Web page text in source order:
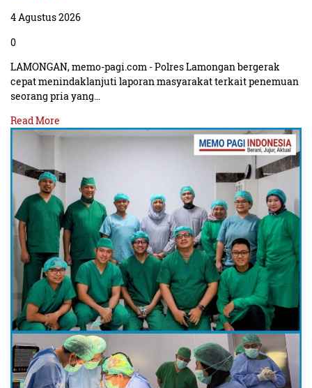
4 Agustus 2026
0
LAMONGAN, memo-pagi.com - Polres Lamongan bergerak
cepat menindaklanjuti laporan masyarakat terkait penemuan
seorang pria yang…
Read More